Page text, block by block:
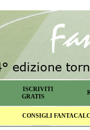
ISCRIVITI
GRATIS
CONSIGLI